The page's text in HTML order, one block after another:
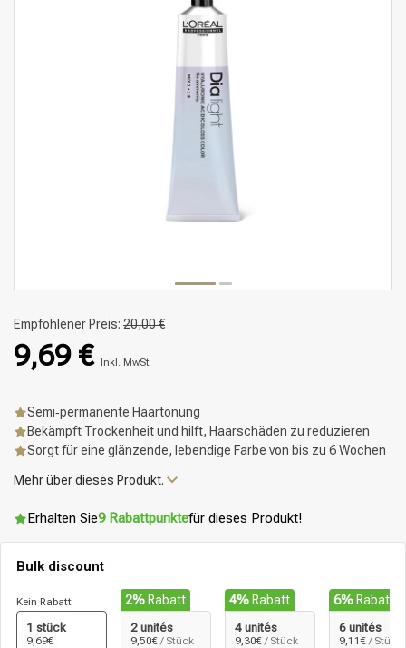
Empfohlener Preis: 20,00 €
9,69 € Inkl. MwSt.
Semi‑permanente Haartönung
Bekämpft Trockenheit und hilft, Haarschäden zu reduzieren
Sorgt für eine glänzende, lebendige Farbe von bis zu 6 Wochen
Mehr über dieses Produkt.
Erhalten Sie9 Rabattpunktefür dieses Produkt!
Bulk discount
Kein Rabatt
1 stück
9,69€
2% Rabatt
2 unités
9,50€ / Stück
4% Rabatt
4 unités
9,30€ / Stück
6% Rabatt
6 unités
9,11€ / Stück